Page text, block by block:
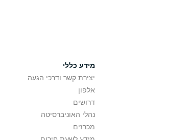
מידע כללי
יצירת קשר ודרכי הגעה
אלפון
דרושים
נהלי האוניברסיטה
מכרזים